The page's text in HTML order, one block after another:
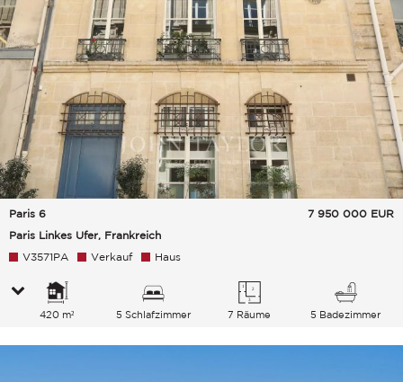
Paris 6
Paris Linkes Ufer, Frankreich
7 950 000 EUR
V3571PA Verkauf Haus
420 m² 5 Schlafzimmer 7 Räume 5 Badezimmer